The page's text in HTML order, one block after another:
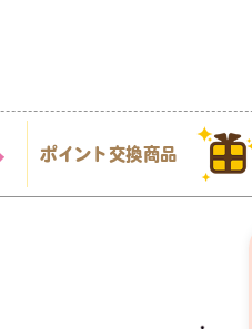
ポイント交換商品